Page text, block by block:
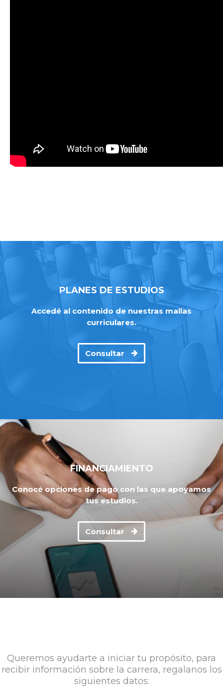
PLANES DE ESTUDIOS
Accedé al contenido de nuestras mallas
curriculares.
Consultar
FINANCIAMIENTO
Conocé opciones de pago con las que apoyamos
tus estudios.
Consultar
Queremos ayudarte a iniciar tu propósito, para
recibir información sobre la carrera, regalanos los
siguientes datos: